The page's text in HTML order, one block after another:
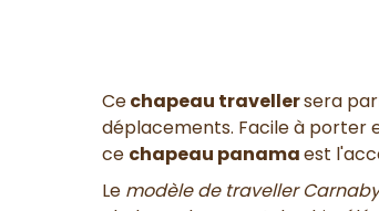
Cechapeau travellersera
déplacements. Facile à porter
ce chapeau panamaest
Le modèle de traveller